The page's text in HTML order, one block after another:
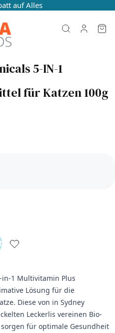
auf Alles
5-IN-1
für Katzen 100g
1 Multivitamin Plus
Lösung für die
Diese von in Sydney
Leckerlis vereinen Bio-
für optimale Gesundheit